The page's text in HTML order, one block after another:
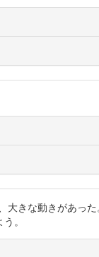
きな動きがあっ
。